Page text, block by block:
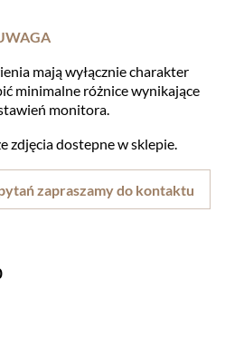
mają wyłącznie charakter
minimalne różnice wynikające
monitora.
zdjęcia dostepne w sklepie.
zapraszamy do kontaktu